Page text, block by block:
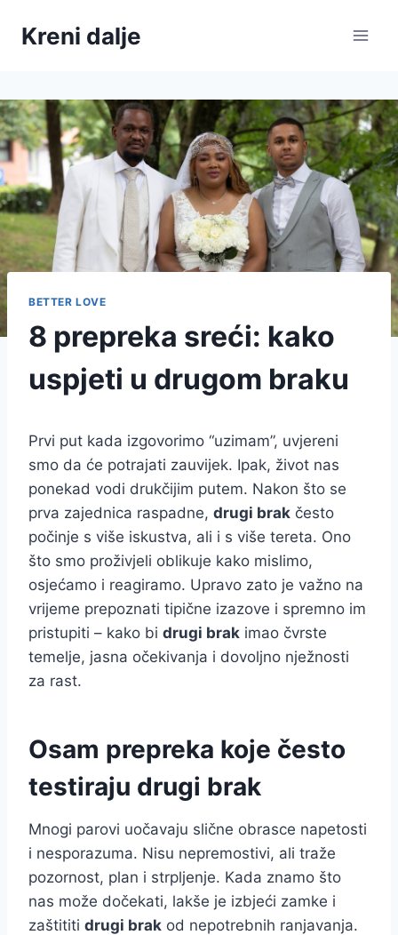
Kreni dalje
BETTER LOVE
8 prepreka sreći: kako
uspjeti u drugom braku
Prvi put kada izgovorimo “uzimam”, uvjereni
smo da će potrajati zauvijek. Ipak, život nas
ponekad vodi drukčijim putem. Nakon što se
prva zajednica raspadne, drugi brak često
počinje s više iskustva, ali i s više tereta. Ono
što smo proživjeli oblikuje kako mislimo,
osjećamo i reagiramo. Upravo zato je važno na
vrijeme prepoznati tipične izazove i spremno im
pristupiti – kako bi drugi brak imao čvrste
temelje, jasna očekivanja i dovoljno nježnosti
za rast.
Osam prepreka koje često
testiraju drugi brak
Mnogi parovi uočavaju slične obrasce napetosti
i nesporazuma. Nisu nepremostivi, ali traže
pozornost, plan i strpljenje. Kada znamo što
nas može dočekati, lakše je izbjeći zamke i
zaštititi drugi brak od nepotrebnih ranjavanja.